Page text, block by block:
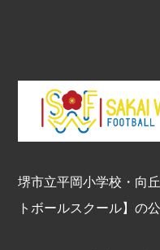
堺市立平岡小学校・向
トボールスクール】の